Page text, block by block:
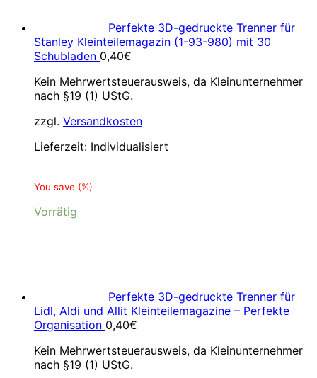
Perfekte 3D-gedruckte Trenner für
Stanley Kleinteilemagazin (1-93-980) mit 30
Schubladen 0,40€
Kein Mehrwertsteuerausweis, da Kleinunternehmer
nach §19 (1) UStG.
zzgl. Versandkosten
Lieferzeit: Individualisiert
You save (%)
Vorrätig
Perfekte 3D-gedruckte Trenner für
Lidl, Aldi und Allit Kleinteilemagazine – Perfekte
Organisation 0,40€
Kein Mehrwertsteuerausweis, da Kleinunternehmer
nach §19 (1) UStG.